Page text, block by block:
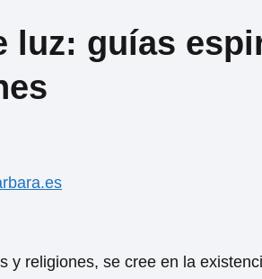
luz: guías
y religiones, se cree en la